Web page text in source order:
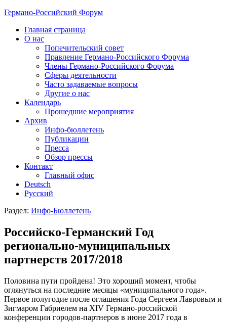
Германо-Российский Форум
Главная страница
О нас
Попечительский совет
Правление Германо-Российского Форума
Члены Германо-Российского Форума
Сферы деятельности
Часто задаваемые вопросы
Другие о нас
Календарь
Прошедшие мероприятия
Архив
Инфо-бюллетень
Публикации
Пресса
Обзор прессы
Контакт
Главный офис
Deutsch
Русский
Раздел: Инфо-Бюллетень
Российско-Германский Год
регионально-муниципальных
партнерств 2017/2018
Половина пути пройдена! Это хороший момент, чтобы
оглянуться на последние месяцы «муниципального года».
Первое полугодие после оглашения Года Сергеем Лавровым и
Зигмаром Габриелем на XIV Германо-российской
конференции городов-партнеров в июне 2017 года в